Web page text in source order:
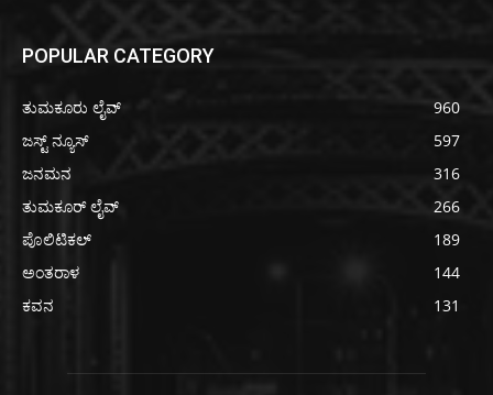
POPULAR CATEGORY
ತುಮಕೂರು ಲೈವ್
960
ಜಸ್ಟ್ ನ್ಯೂಸ್
597
ಜನಮನ
316
ತುಮಕೂರ್ ಲೈವ್
266
ಪೊಲಿಟಿಕಲ್
189
ಅಂತರಾಳ
144
ಕವನ
131